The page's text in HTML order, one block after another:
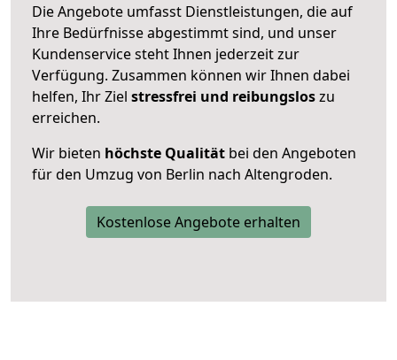
Die Angebote umfasst Dienstleistungen, die auf
Ihre Bedürfnisse abgestimmt sind, und unser
Kundenservice steht Ihnen jederzeit zur
Verfügung. Zusammen können wir Ihnen dabei
helfen, Ihr Ziel stressfrei und reibungsloszu
erreichen.
Wir bieten höchste Qualität bei den Angeboten
für den Umzug von Berlin nach Altengroden.
Kostenlose Angebote erhalten